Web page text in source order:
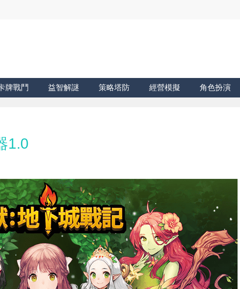
牌戰鬥 益智解謎 策略塔防 經營模擬 角色扮演
1.0